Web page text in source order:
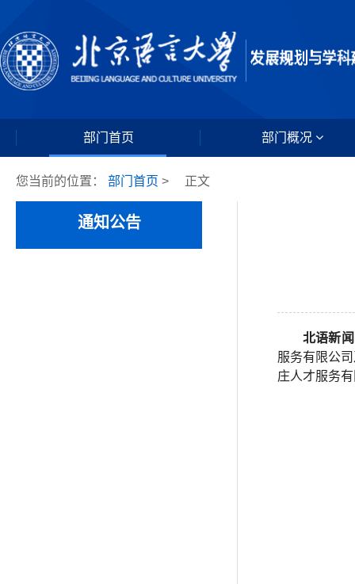
部门首页 部门概况
您当前的位置： 部门首页 > 正文
通知公告
北语新
服务有限公
庄人才服务